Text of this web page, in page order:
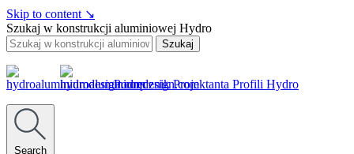
Skip to content ↘
Szukaj w konstrukcji aluminiowej Hydro
Szukaj
Podręcznik Projektanta Profili Hydro
Search